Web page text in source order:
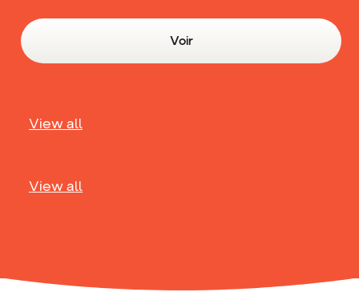
Voir
View all
View all